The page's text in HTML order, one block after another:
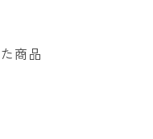
商品